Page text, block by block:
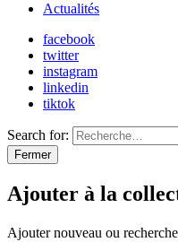
Actualités
facebook
twitter
instagram
linkedin
tiktok
Search for:
Fermer
Ajouter à la
Ajouter nouveau ou